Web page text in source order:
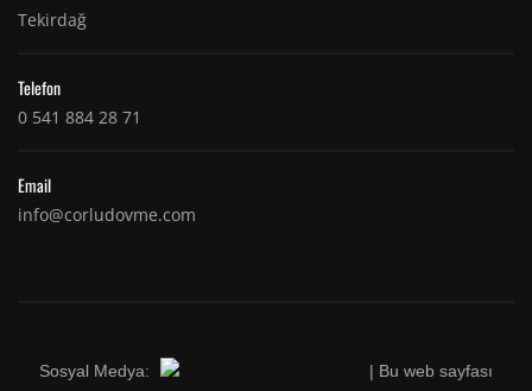
Tekirdağ
Telefon
0 541 884 28 71
Email
info@corludovme.com
Sosyal Medya: | Bu web sayfası